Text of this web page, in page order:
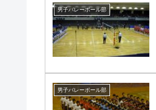
男子バレーボール部
男子バレーボール部